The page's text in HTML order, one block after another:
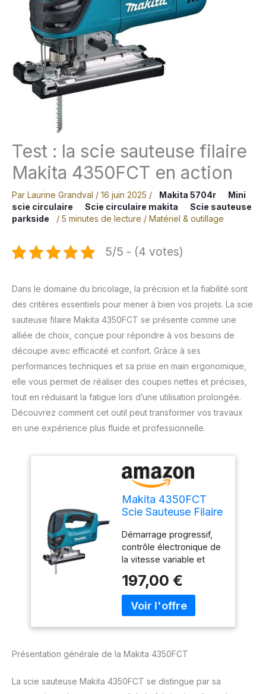
Test : la scie sauteuse filaire
Makita 4350FCT en action
Par Laurine Grandval / 16 juin 2025 / Makita 5704r
Mini
scie circulaire
Scie circulaire makita
Scie sauteuse
parkside
/ 5 minutes de lecture / Matériel & outillage
5/5 - (4 votes)
Dans le domaine du bricolage, la précision et la fiabilité sont
des critères essentiels pour mener à bien vos projets. La scie
sauteuse filaire Makita 4350FCT se présente comme une
alliée de choix, conçue pour répondre à vos besoins de
découpe avec efficacité et confort. Grâce à ses
performances techniques et sa prise en main ergonomique,
elle vous permet de réaliser des coupes nettes et précises,
tout en réduisant la fatigue lors d’une utilisation prolongée.
Découvrez comment cet outil peut transformer vos travaux
en une expérience plus fluide et professionnelle.
Makita 4350FCT
Scie Sauteuse Filaire
Démarrage progressif,
contrôle électronique de
la vitesse variable et
charge Lampe de travail
LED intégrée pour
éclairer la ligne de coupe
90 degrés 3 réglages
La fonction oscillante à 3
197,00 €
Présentation générale de la Makita 4350FCT
La scie sauteuse Makita 4350FCT se distingue par sa